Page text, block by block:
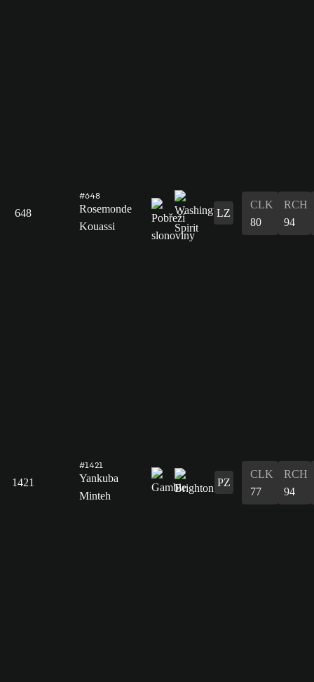
648
#648
Rosemonde
Kouassi
LZ
CLK
80
RCH
94
1421
#1421
Yankuba
Minteh
PZ
CLK
77
RCH
94